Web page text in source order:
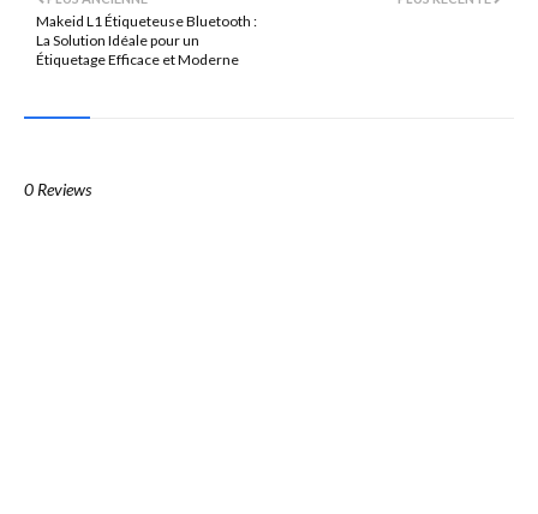
Makeid L1 Étiqueteuse Bluetooth :
La Solution Idéale pour un
Étiquetage Efficace et Moderne
0 Reviews